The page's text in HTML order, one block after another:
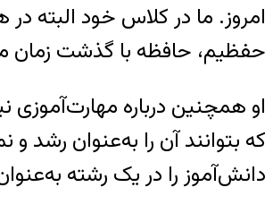
امروز. ما در کلاس خود البته
حفظیم، حافظه با گذشت
که بتوانند آن را به‌عنوان رشد
دانش‌آموز را در یک رشته